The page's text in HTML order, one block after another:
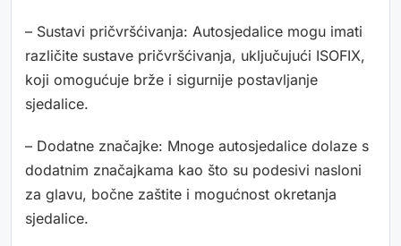
– Sustavi pričvršćivanja: Autosjedalice mogu imati
različite sustave pričvršćivanja, uključujući ISOFIX,
koji omogućuje brže i sigurnije postavljanje
sjedalice.
– Dodatne značajke: Mnoge autosjedalice dolaze s
dodatnim značajkama kao što su podesivi nasloni
za glavu, bočne zaštite i mogućnost okretanja
sjedalice.